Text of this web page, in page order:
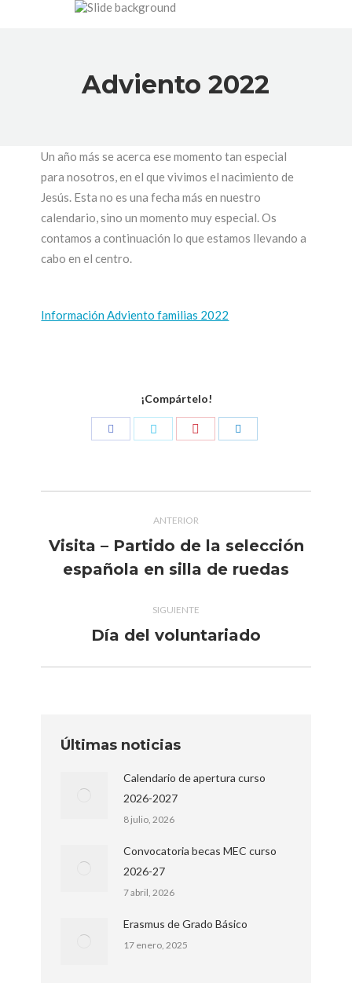
Adviento 2022
Un año más se acerca ese momento tan especial
para nosotros, en el que vivimos el nacimiento de
Jesús. Esta no es una fecha más en nuestro
calendario, sino un momento muy especial. Os
contamos a continuación lo que estamos llevando a
cabo en el centro.
Información Adviento familias 2022
¡Compártelo!
Compartir
Compartir
entre
publicaciones
ANTERIOR
Publicación
anterior:
Visita – Partido de la selección
española en silla de ruedas
SIGUIENTE
Publicación
Día del voluntariado
Últimas noticias
Calendario de apertura curso
2026-2027
8 julio, 2026
Convocatoria becas MEC curso
2026-27
7 abril, 2026
Erasmus de Grado Básico
17 enero, 2025